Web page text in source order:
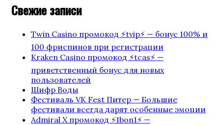
Свежие записи
Twin Casino промокод ⚡️tvip⚡️ — бонус 100% и
100 фриспинов при регистрации
Kraken Casino промокод ⚡️tcas⚡️ —
приветственный бонус для новых
пользователей
Шифр Воды
Фестиваль VK Fest Питер — Большие
фестивали всегда дарят особенные эмоции
Admiral X промокод ⚡️1bon1⚡️ —